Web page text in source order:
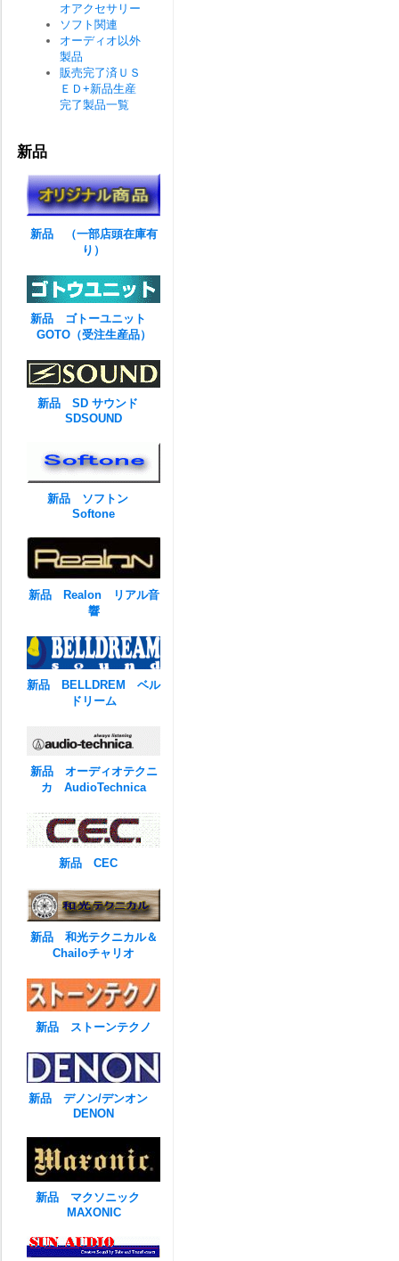
オアクセサリー
ソフト関連
オーディオ以外
製品
販売完了済ＵＳ
ＥＤ+新品生産
完了製品一覧
新品
新品 （一部店頭在庫有
り）
新品 ゴトーユニット
GOTO（受注生産品）
新品 SD サウンド
SDSOUND
新品 ソフトン
Softone
新品 Realon リアル音
響
新品 BELLDREM ベル
ドリーム
新品 オーディオテクニ
カ AudioTechnica
新品 CEC
新品 和光テクニカル＆
Chailoチャリオ
新品 ストーンテクノ
新品 デノン/デンオン
DENON
新品 マクソニック
MAXONIC